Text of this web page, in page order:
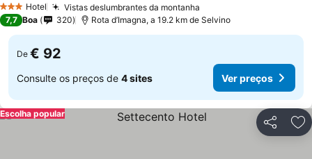
3 EstrelasHotel Vistas deslumbrantes da montanha
7,7 Boa 320 Rota d’Imagna, a 19.2 km de Selvino
De € 92
Consulte os preços de 4 sites Ver preços
Partilhar
Escolha popular